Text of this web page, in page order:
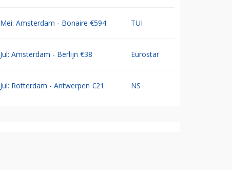
Mei: Amsterdam - Bonaire €594 TUI
Jul: Amsterdam - Berlijn €38 Eurostar
Jul: Rotterdam - Antwerpen €21 NS